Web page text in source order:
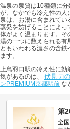
温泉の泉質は10種類に
が、なかでも冷え性の人
泉は、お湯に含まれて
蒸発を妨げることによ
体がよく温まります。
湯の一つに数えられる有
ともいわれる濃さの含
ます。
上鳥羽口駅の冷え性に効
気があるのは、 伏見 力
ンPREMIUM京都駅前 な
第
全